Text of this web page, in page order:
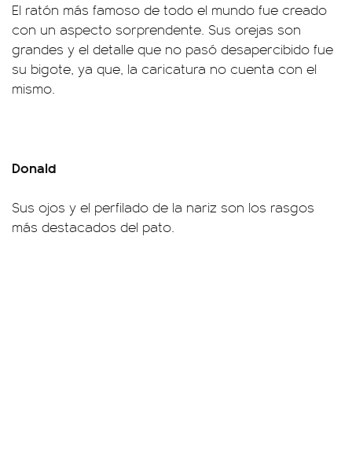
El ratón más famoso de todo el mundo fue creado
con un aspecto sorprendente. Sus orejas son
grandes y el detalle que no pasó desapercibido fue
su bigote, ya que, la caricatura no cuenta con el
mismo.
Donald
Sus ojos y el perfilado de la nariz son los rasgos
más destacados del pato.